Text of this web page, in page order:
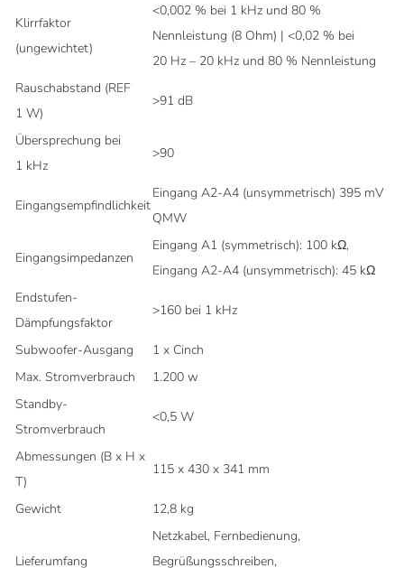
Klirrfaktor
(ungewichtet)
<0,002 % bei 1 kHz und 80 %
Nennleistung (8 Ohm) | <0,02 % bei
20 Hz – 20 kHz und 80 % Nennleistung
Rauschabstand (REF
1 W)
>91 dB
Übersprechung bei
1 kHz
>90
Eingangsempfindlichkeit
Eingang A2-A4 (unsymmetrisch) 395 mV
QMW
Eingangsimpedanzen
Eingang A1 (symmetrisch): 100 kΩ,
Eingang A2-A4 (unsymmetrisch): 45 kΩ
Endstufen-
Dämpfungsfaktor
>160 bei 1 kHz
Subwoofer-Ausgang
1 x Cinch
Max. Stromverbrauch
1.200 w
Standby-
Stromverbrauch
<0,5 W
Abmessungen (B x H x
T)
115 x 430 x 341 mm
Gewicht 12,8 kg
Lieferumfang
Netzkabel, Fernbedienung,
Begrüßungsschreiben,